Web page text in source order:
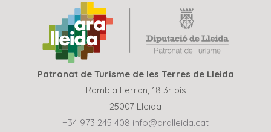
Patronat de Turisme de les Terres de Lleida
Rambla Ferran, 18 3r pis
25007 Lleida
+34 973 245 408 info@aralleida.cat